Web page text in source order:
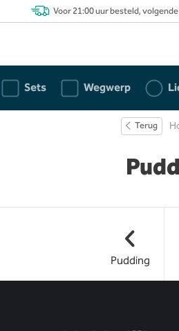
Voor 21:00 uur besteld,
Sets Wegwerp
Terug
Pudding